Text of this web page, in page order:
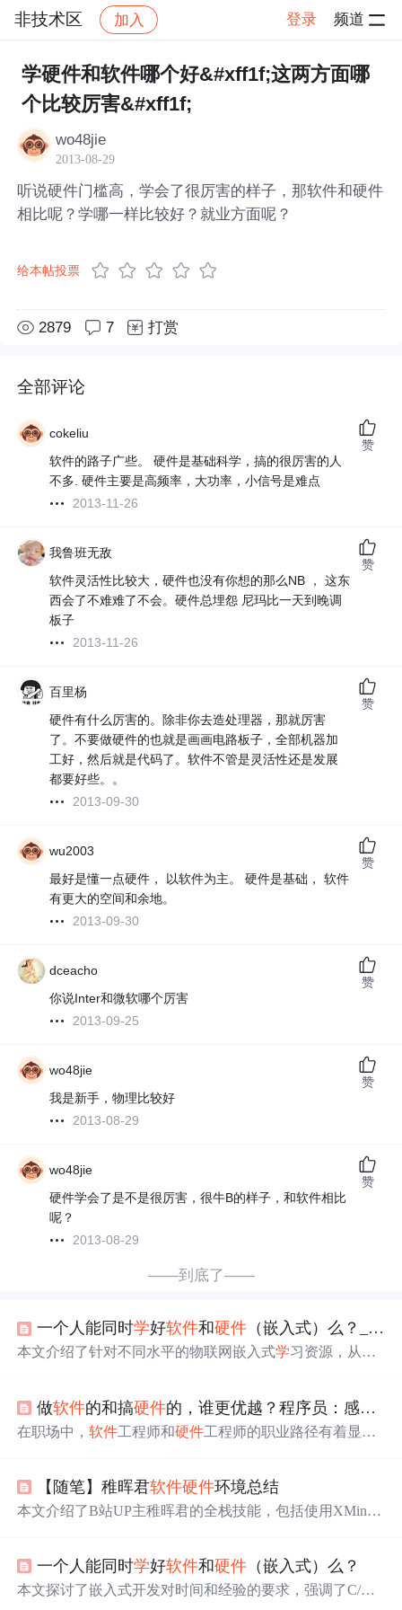
非技术区 加入 登录 频道
社区 非技术区 帖子详情
学硬件和软件哪个好&#xff1f;这两方面哪
个比较厉害&#xff1f;
wo48jie
2013-08-29
听说硬件门槛高，学会了很厉害的样子，那软件和硬件
相比呢？学哪一样比较好？就业方面呢？
给本帖投票
2879 7 打赏
全部评论
cokeliu
软件的路子广些。 硬件是基础科学，搞的很厉害的人
不多. 硬件主要是高频率，大功率，小信号是难点
2013-11-26
赞
我鲁班无敌
软件灵活性比较大，硬件也没有你想的那么NB ， 这东
西会了不难难了不会。硬件总埋怨 尼玛比一天到晚调
板子
2013-11-26
赞
百里杨
硬件有什么厉害的。除非你去造处理器，那就厉害
了。不要做硬件的也就是画画电路板子，全部机器加
工好，然后就是代码了。软件不管是灵活性还是发展
都要好些。。
2013-09-30
赞
wu2003
最好是懂一点硬件， 以软件为主。 硬件是基础， 软件
有更大的空间和余地。
2013-09-30
赞
dceacho
你说Inter和微软哪个厉害
2013-09-25
赞
wo48jie
我是新手，物理比较好
2013-08-29
赞
wo48jie
硬件学会了是不是很厉害，很牛B的样子，和软件相比
呢？
2013-08-29
赞
——到底了——
一个人能同时学好软件和硬件 （嵌入式）么？_ 软件
本文介绍了针对不同水平的物联网嵌入式学习资源，从零
猎，同时指出软件和硬件的学习路径及两 者之间的关系。
做软件的和搞硬件的，谁更优越？程序员：感觉搞
在职场中，软件工程师和硬件工程师的职业路径有着显著
职业的技术难度、市场价值及发展前景，引发行业人士对
技术本质与市场需求的深入思考。
【随笔】稚晖君软件硬件环境总结
本文介绍了B站UP主稚晖君的全栈技能，包括使用XMindZ
境中提到了3D打印机、雕刻机等工具，以及防割板、示波
器等电工设备。稚晖君的项目展示了全面的技术实力，激
一个人能同时学好软件和硬件 （嵌入式）么？
本文探讨了嵌入式开发对时间和经验的要求，强调了C/C+